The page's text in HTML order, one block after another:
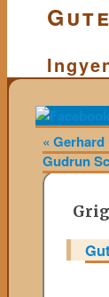
« Gerhard
Gudrun